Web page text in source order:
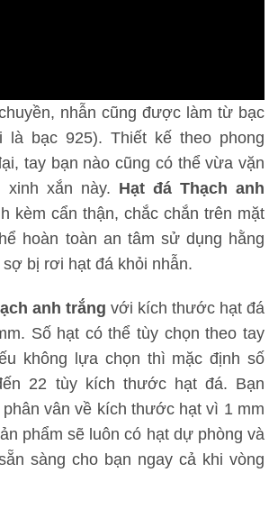
nhẫn cũng được làm từ bạc
là bạc 925). Thiết kế theo phong
tay bạn nào cũng có thể vừa vặn
xinh xắn này. Hạt đá Thạch anh
kèm cẩn thận, chắc chắn trên mặt
hoàn toàn an tâm sử dụng hằng
bị rơi hạt đá khỏi nhẫn.
anh trắng với kích thước hạt đá
Số hạt có thể tùy chọn theo tay
không lựa chọn thì mặc định số
22 tùy kích thước hạt đá. Bạn
vân về kích thước hạt vì 1 mm
phẩm sẽ luôn có hạt dự phòng và
sàng cho bạn ngay cả khi vòng